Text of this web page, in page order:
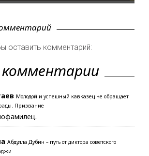
оставить комментарий:
Молодой и успешный кавказец не обращает
Призвание
Абдулла Дубин – путь от диктора советского